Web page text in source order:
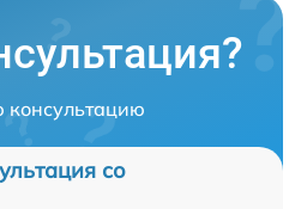
консультацию
со